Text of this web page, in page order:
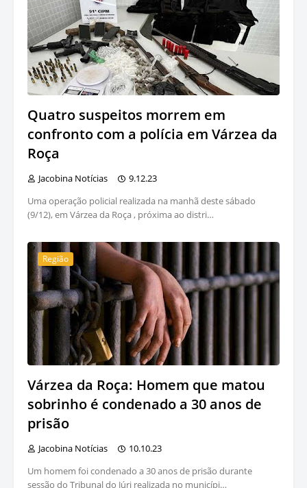
Quatro suspeitos morrem em
confronto com a polícia em Várzea da
Roça
Jacobina Notícias
9.12.23
Uma operação policial realizada na manhã deste sábado
(9/12), em Várzea da Roça , próxima ao distri…
Região
Várzea da Roça: Homem que matou
sobrinho é condenado a 30 anos de
prisão
Jacobina Notícias
10.10.23
Um homem foi condenado a 30 anos de prisão durante
sessão do Tribunal do Júri realizada no municípi…